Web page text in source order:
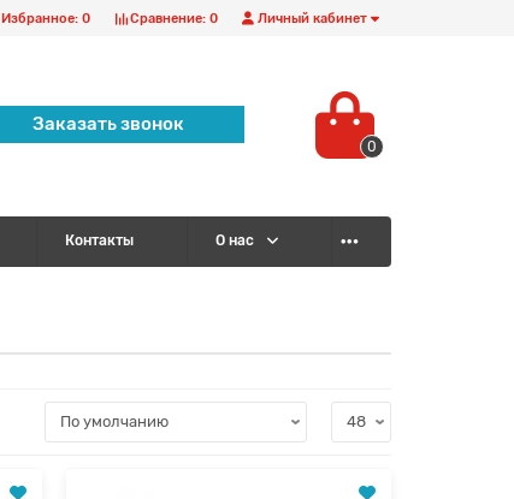
Личный кабинет
Сравнение: 0
Избранное: 0
Заказать звонок
0
Контакты О нас